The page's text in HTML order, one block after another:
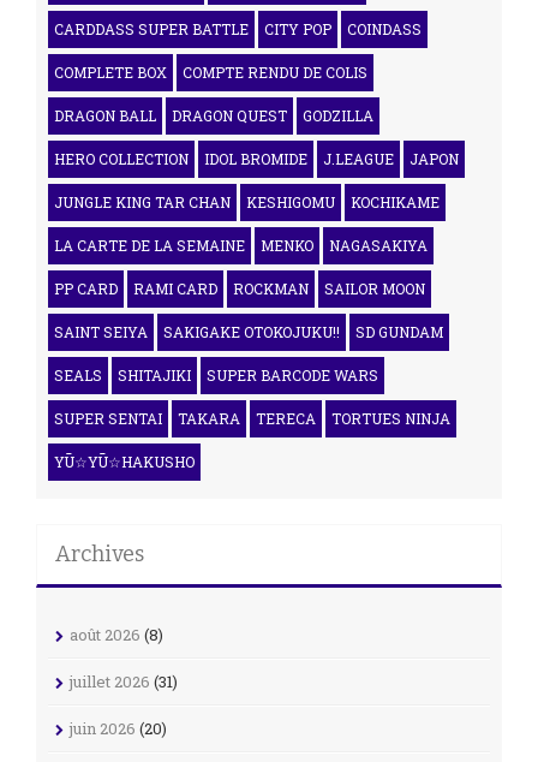
CARDDASS SUPER BATTLE CITY POP COINDASS
COMPLETE BOX COMPTE RENDU DE COLIS
DRAGON BALL DRAGON QUEST GODZILLA
HERO COLLECTION IDOL BROMIDE J.LEAGUE JAPON
JUNGLE KING TAR CHAN KESHIGOMU KOCHIKAME
LA CARTE DE LA SEMAINE MENKO NAGASAKIYA
PP CARD RAMI CARD ROCKMAN SAILOR MOON
SAINT SEIYA SAKIGAKE OTOKOJUKU!! SD GUNDAM
SEALS SHITAJIKI SUPER BARCODE WARS
SUPER SENTAI TAKARA TERECA TORTUES NINJA
YŪ☆YŪ☆HAKUSHO
Archives
août 2026 (8)
juillet 2026 (31)
juin 2026 (20)